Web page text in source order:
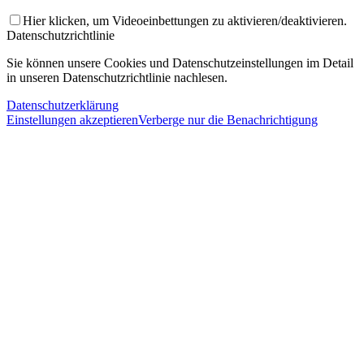
Hier klicken, um Videoeinbettungen zu aktivieren/deaktivieren.
Datenschutzrichtlinie
Sie können unsere Cookies und Datenschutzeinstellungen im Detail
in unseren Datenschutzrichtlinie nachlesen.
Datenschutzerklärung
Einstellungen akzeptierenVerberge nur die Benachrichtigung